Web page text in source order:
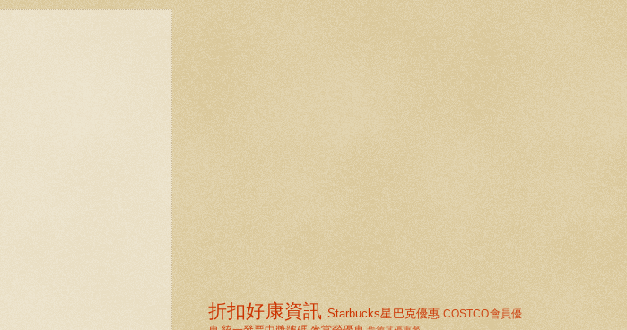
折扣好康資訊 Starbucks星巴克優惠 COSTCO會員優